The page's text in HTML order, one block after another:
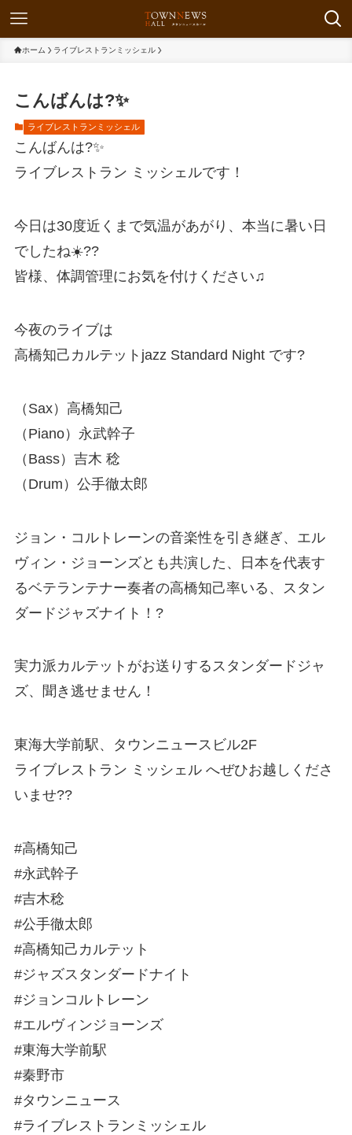
ホーム ライブレストランミッシェル
こんばんは?✨
ライブレストランミッシェル
こんばんは?✨
ライブレストラン ミッシェルです！
今日は30度近くまで気温があがり、本当に暑い日
でしたね☀️??
皆様、体調管理にお気を付けください♫
今夜のライブは
高橋知己カルテットjazz Standard Night です?
（Sax）高橋知己
（Piano）永武幹子
（Bass）吉木 稔
（Drum）公手徹太郎
ジョン・コルトレーンの音楽性を引き継ぎ、エル
ヴィン・ジョーンズとも共演した、日本を代表す
るベテランテナー奏者の高橋知己率いる、スタン
ダードジャズナイト！?
実力派カルテットがお送りするスタンダードジャ
ズ、聞き逃せません！
東海大学前駅、タウンニュースビル2F
ライブレストラン ミッシェル へぜひお越しくださ
いませ??
#高橋知己
#永武幹子
#吉木稔
#公手徹太郎
#高橋知己カルテット
#ジャズスタンダードナイト
#ジョンコルトレーン
#エルヴィンジョーンズ
#東海大学前駅
#秦野市
#タウンニュース
#ライブレストランミッシェル